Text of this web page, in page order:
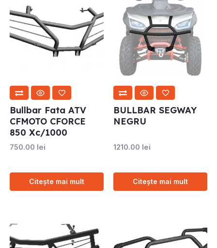
Bullbar Fata ATV
CFMOTO CFORCE
850 Xc/1000
750.00 lei
Citește mai mult
BULLBAR SEGWAY
NEGRU
1210.00 lei
Citește mai mult